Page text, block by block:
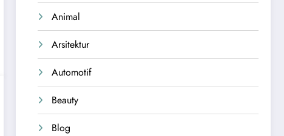
Animal
Arsitektur
Automotif
Beauty
Blog